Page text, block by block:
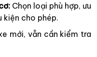
Chọn loại phù hợp, ưu
kiện cho phép.
mới, vẫn cần kiểm tra